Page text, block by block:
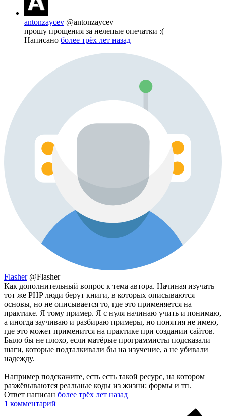
antonzaycev @antonzaycev
прошу прощения за нелепые опечатки :(
Написано более трёх лет назад
Flasher @Flasher
Как дополнительный вопрос к тема автора. Начиная изучать
тот же PHP люди берут книги, в которых описываются
основы, но не описывается то, где это применяется на
практике. Я тому пример. Я с нуля начинаю учить и понимаю,
а иногда заучиваю и разбираю примеры, но понятия не имею,
где это может применится на практике при создании сайтов.
Было бы не плохо, если матёрые программисты подсказали
шаги, которые подталкивали бы на изучение, а не убивали
надежду.
Например подскажите, есть есть такой ресурс, на котором
разжёвываются реальные коды из жизни: формы и тп.
Ответ написан более трёх лет назад
1 комментарий